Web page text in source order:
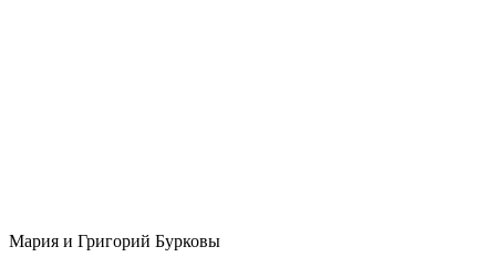
Мария и Григорий Бурковы